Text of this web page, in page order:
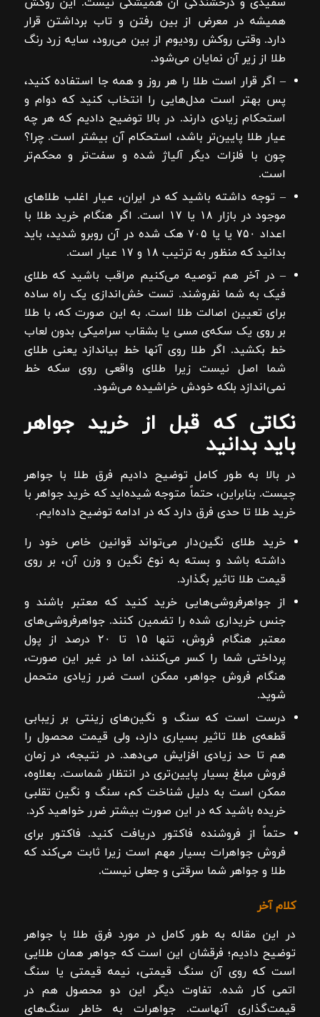
همیشه در معرض از بین رفتن و تاب برداشتن قرار
دارد. وقتی روکش رودیوم از بین می‌رود، سایه زرد رنگ
طلا از زیر آن نمایان می‌شود.
– اگر قرار است طلا را هر روز و همه جا استفاده کنید،
پس بهتر است مدل‌هایی را انتخاب کنید که دوام و
استحکام زیادی دارند. در بالا توضیح دادیم که هر چه
عیار طلا پایین‌تر باشد، استحکام آن بیشتر است. چرا؟
چون با فلزات دیگر آلیاژ شده و سفت‌تر و محکم‌تر
است.
– توجه داشته باشید که در ایران، عیار اغلب طلاهای
موجود در بازار ۱۸ یا ۱۷ است. اگر هنگام خرید طلا با
اعداد ۷۵۰ یا یا ۷۰۵ هک شده در آن روبرو شدید، باید
بدانید که منظور به ترتیب ۱۸ و ۱۷ عیار است.
– در آخر هم توصیه می‌کنیم مراقب باشید که طلای
فیک به شما نفروشند. تست خش‌اندازی یک راه ساده
برای تعیین اصالت طلا است. به این صورت که، با طلا
بر روی یک سکه‌ی مسی یا بشقاب سرامیکی بدون لعاب
خط بکشید. اگر طلا روی آنها خط بیاندازد یعنی طلای
شما اصل نیست زیرا طلای واقعی روی سکه خط
نمی‌اندازد بلکه خودش خراشیده می‌شود.
نکاتی که قبل از خرید جواهر
باید بدانید
در بالا به طور کامل توضیح دادیم فرق طلا با جواهر
چیست. بنابراین، حتماً متوجه شیده‌اید که خرید جواهر با
خرید طلا تا حدی فرق دارد که در ادامه توضیح داده‌ایم.
خرید طلای نگین‌دار می‌تواند قوانین خاص خود را
داشته باشد و بسته به نوع نگین و وزن آن، بر روی
قیمت طلا تاثیر بگذارد.
از جواهر‌فروشی‌هایی خرید کنید که معتبر باشند و
جنس خریداری شده را تضمین کنند. جواهر‌فروشی‌های
معتبر هنگام فروش، تنها ۱۵ تا ۲۰ درصد از پول
پرداختی شما را کسر می‌کنند، اما در غیر این صورت،
هنگام فروش جواهر، ممکن است ضرر زیادی متحمل
شوید.
درست است که سنگ و نگین‌های زینتی بر زیبابی
قطعه‌ی طلا تاثیر بسیاری دارد، ولی قیمت محصول را
هم تا حد زیادی افزایش می‌دهد. در نتیجه، در زمان
فروش مبلغ بسیار پایین‌تری در انتظار شماست. بعلاوه،
ممکن است به دلیل شناخت کم، سنگ و نگین تقلبی
خریده باشید که در این صورت بیشتر ضرر خواهید کرد.
حتماً از فروشنده فاکتور دریافت کنید. فاکتور برای
فروش جواهرات بسیار مهم است زیرا ثابت می‌کند که
طلا و جواهر شما سرقتی و جعلی نیست.
کلام آخر
در این مقاله به طور کامل در مورد فرق طلا با جواهر
توضیح دادیم؛ فرقشان این است که جواهر همان طلایی
است که روی آن سنگ قیمتی، نیمه‌ قیمتی یا سنگ
اتمی کار شده. تفاوت دیگر این دو محصول هم در
قیمت‌گذاری آنهاست. جواهرات به خاطر سنگ‌های